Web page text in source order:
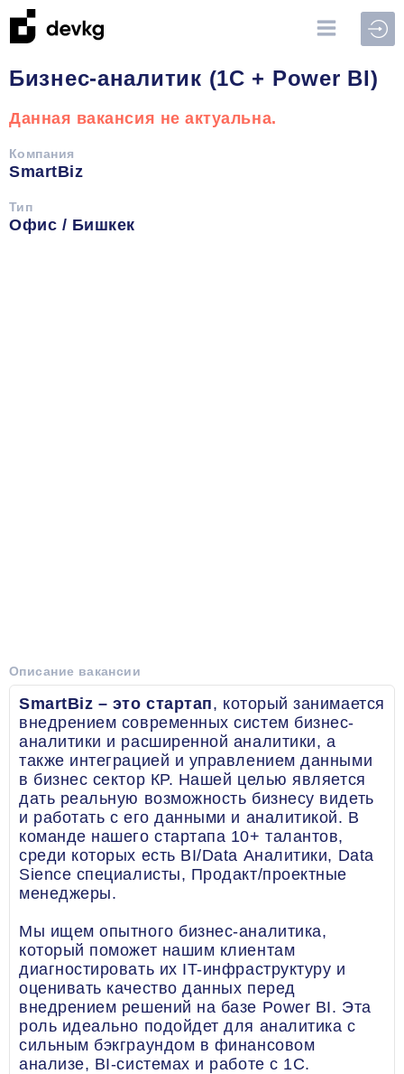
Бизнес-аналитик (1С + Power BI)
Данная вакансия не актуальна.
Компания
SmartBiz
Тип
Офис / Бишкек
Описание вакансии
SmartBiz – это стартап, который занимается
внедрением современных систем бизнес-
аналитики и расширенной аналитики, а
также интеграцией и управлением данными
в бизнес сектор КР. Нашей целью является
дать реальную возможность бизнесу видеть
и работать с его данными и аналитикой. В
команде нашего стартапа 10+ талантов,
среди которых есть BI/Data Аналитики, Data
Sience специалисты, Продакт/проектные
менеджеры.
Мы ищем опытного бизнес-аналитика,
который поможет нашим клиентам
диагностировать их IT-инфраструктуру и
оценивать качество данных перед
внедрением решений на базе Power BI. Эта
роль идеально подойдет для аналитика с
сильным бэкграундом в финансовом
анализе, BI-системах и работе с 1С.